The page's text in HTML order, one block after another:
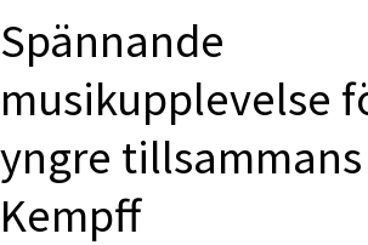
Spännande
musikupplevelse
yngre
Kempff